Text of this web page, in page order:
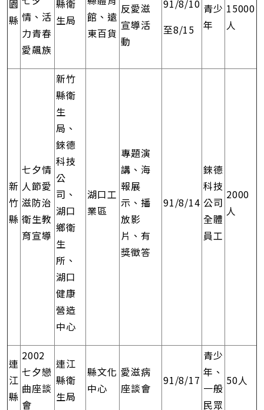
園
縣 情、活
力青春
愛飆族
縣衛
生局
館、遠
東百貨
反愛滋
宣導活
動
91/8/10
至8/15
青少
年
15000
人
新
竹
縣
七夕情
人節愛
滋防治
衛生教
育宣導
新竹
縣衛
生
局、
錸德
科技
公
司、
湖口
鄉衛
生
所、
湖口
健康
營造
中心
湖口工
業區
專題演
講、海
報展
示、播
放影
片、有
獎徵答
91/8/14
錸德
科技
公司
全體
員工
2000
人
連
江
縣
2002
七夕戀
曲座談
會
連江
縣衛
生局
縣文化
中心
愛滋病
座談會
91/8/17
青少
年、
一般
民眾
50人